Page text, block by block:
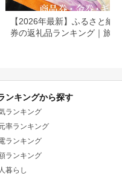
【2026年最新】ふるさと納
券の返礼品ランキング｜旅行
ンキングから探す
ランキング
率ランキング
ランキング
ランキング
暮らし